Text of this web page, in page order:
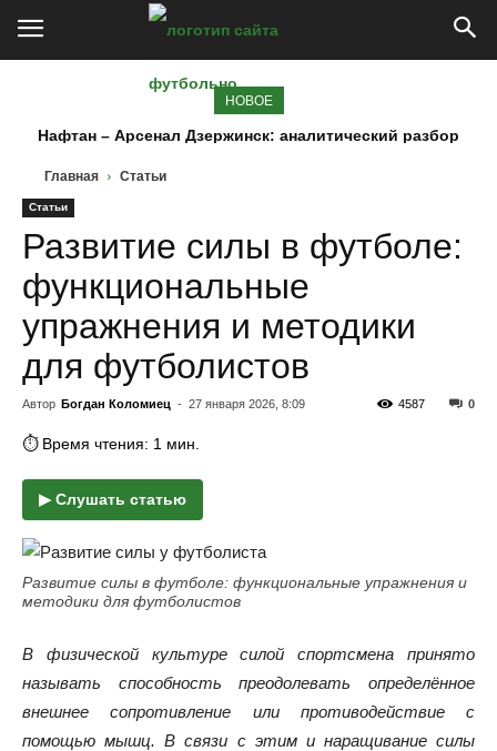
НОВОЕ
Нафтан – Арсенал Дзержинск: аналитический разбор
Главная Статьи
Статьи
Развитие силы в футболе:
функциональные
упражнения и методики
для футболистов
Автор Богдан Коломиец - 27 января 2026, 8:09 0
4587
⏱ Время чтения: 1 мин.
▶ Слушать статью
Развитие силы в футболе: функциональные упражнения и
методики для футболистов
В физической культуре силой спортсмена принято
называть способность преодолевать определённое
внешнее сопротивление или противодействие с
помощью мышц. В связи с этим и наращивание силы